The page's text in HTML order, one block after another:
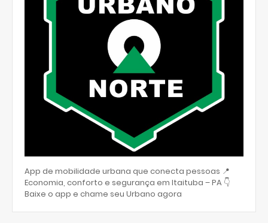
App de mobilidade urbana que conecta pessoas 📍
Economia, conforto e segurança em Itaituba – PA 👇
Baixe o app e chame seu Urbano agora